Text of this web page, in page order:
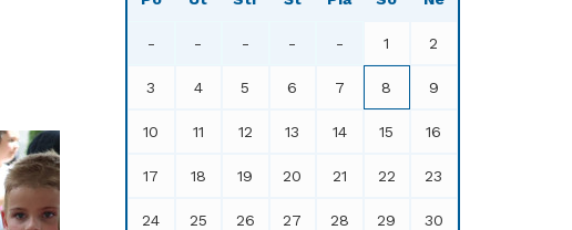
- - - - - 1 2
3 4 5 6 7 8 9
10 11 12 13 14 15 16
17 18 19 20 21 22 23
24 25 26 27 28 29 30